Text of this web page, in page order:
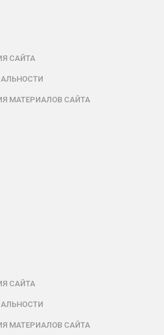
САЙТА
МАТЕРИАЛОВ САЙТА
САЙТА
МАТЕРИАЛОВ САЙТА